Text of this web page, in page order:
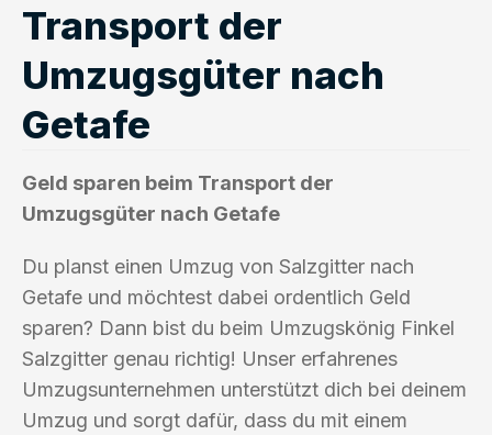
Transport der
Umzugsgüter nach
Getafe
Geld sparen beim Transport der
Umzugsgüter nach Getafe
Du planst einen Umzug von Salzgitter nach
Getafe und möchtest dabei ordentlich Geld
sparen? Dann bist du beim Umzugskönig Finkel
Salzgitter genau richtig! Unser erfahrenes
Umzugsunternehmen unterstützt dich bei deinem
Umzug und sorgt dafür, dass du mit einem